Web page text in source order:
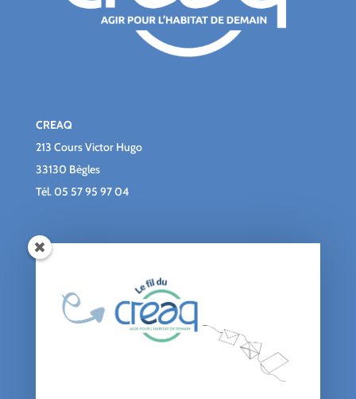
CREAQ
213 Cours Victor Hugo
33130 Bègles
Tél.05 57 95 97 04
Qui sommes-nous ?
Agenda